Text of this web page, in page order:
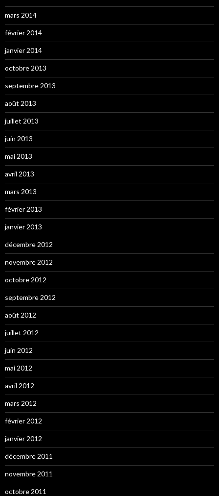
mars 2014
février 2014
janvier 2014
octobre 2013
septembre 2013
août 2013
juillet 2013
juin 2013
mai 2013
avril 2013
mars 2013
février 2013
janvier 2013
décembre 2012
novembre 2012
octobre 2012
septembre 2012
août 2012
juillet 2012
juin 2012
mai 2012
avril 2012
mars 2012
février 2012
janvier 2012
décembre 2011
novembre 2011
octobre 2011